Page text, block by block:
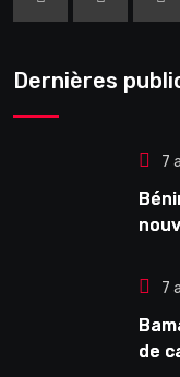
Dernières
7
7
de